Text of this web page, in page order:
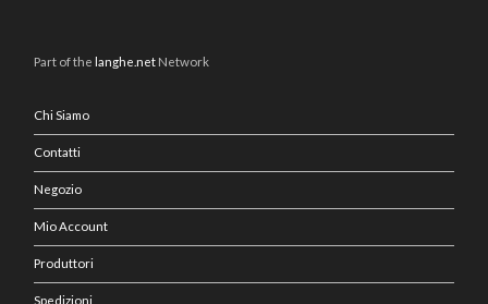
Part of thelanghe.net Network
Chi Siamo
Contatti
Negozio
Mio Account
Produttori
Spedizioni